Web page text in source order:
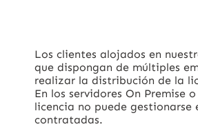
Los clientes alojados en
que dispongan de múltiples
realizar la distribución de la
En los servidores On Premise
licencia no puede gestionarse
contratadas.